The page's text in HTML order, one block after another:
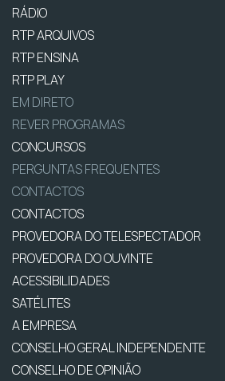
RÁDIO
RTP ARQUIVOS
RTP ENSINA
RTP PLAY
EM DIRETO
REVER PROGRAMAS
CONCURSOS
PERGUNTAS FREQUENTES
CONTACTOS
CONTACTOS
PROVEDORA DO TELESPECTADOR
PROVEDORA DO OUVINTE
ACESSIBILIDADES
SATÉLITES
A EMPRESA
CONSELHO GERAL INDEPENDENTE
CONSELHO DE OPINIÃO